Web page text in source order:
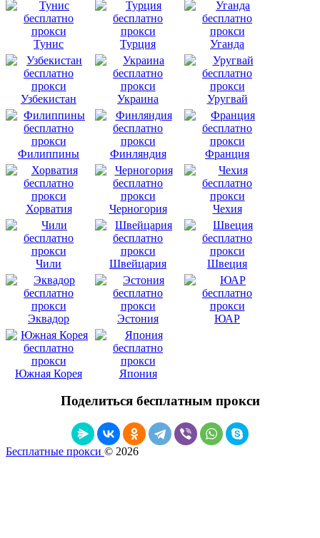
Тунис Турция Уганда
Узбекистан Украина Уругвай
Филиппины Финляндия Франция
Хорватия Черногория Чехия
Чили Швейцария Швеция
Эквадор Эстония ЮАР
Южная Корея Япония
Поделиться бесплатным прокси
Бесплатные прокси © 2026